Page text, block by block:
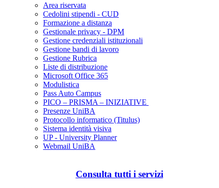
Area riservata
Cedolini stipendi - CUD
Formazione a distanza
Gestionale privacy - DPM
Gestione credenziali istituzionali
Gestione bandi di lavoro
Gestione Rubrica
Liste di distribuzione
Microsoft Office 365
Modulistica
Pass Auto Campus
PICO – PRISMA – INIZIATIVE
Presenze UniBA
Protocollo informatico (Titulus)
Sistema identità visiva
UP - University Planner
Webmail UniBA
Consulta tutti i servizi